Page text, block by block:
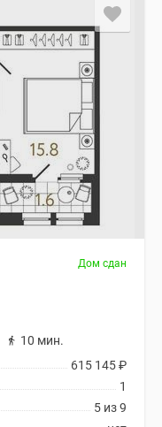
Дом сдан
10 мин.
615 145₽
1
5 из 9